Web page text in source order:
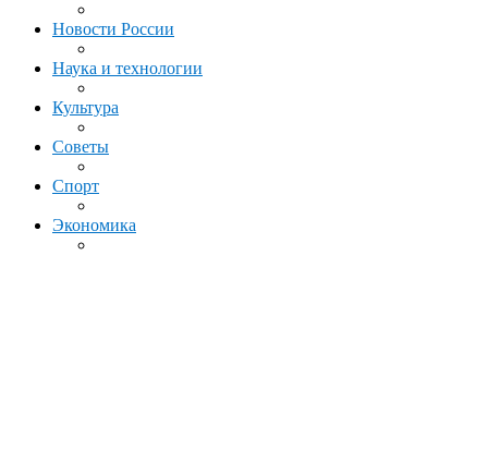
Новости России
Наука и технологии
Культура
Советы
Спорт
Экономика